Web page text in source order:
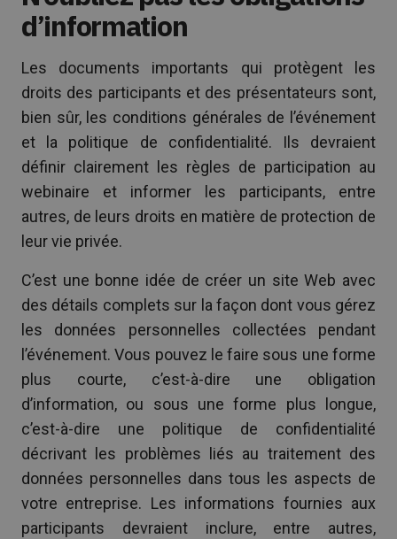
d’information
Les documents importants qui protègent les
droits des participants et des présentateurs sont,
bien sûr, les conditions générales de l’événement
et la politique de confidentialité. Ils devraient
définir clairement les règles de participation au
webinaire et informer les participants, entre
autres, de leurs droits en matière de protection de
leur vie privée.
C’est une bonne idée de créer un site Web avec
des détails complets sur la façon dont vous gérez
les données personnelles collectées pendant
l’événement. Vous pouvez le faire sous une forme
plus courte, c’est-à-dire une obligation
d’information, ou sous une forme plus longue,
c’est-à-dire une politique de confidentialité
décrivant les problèmes liés au traitement des
données personnelles dans tous les aspects de
votre entreprise. Les informations fournies aux
participants devraient inclure, entre autres,